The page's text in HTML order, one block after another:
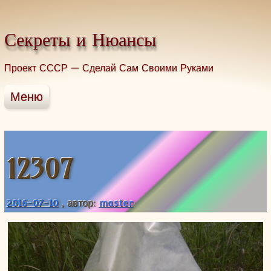
Секреты и Нюансы
Проект СССР — Сделай Сам Своими Руками
Меню
Домоводство
Здоровье без таблеток
Рыбалка
12307
2016-07-10 , автор:master